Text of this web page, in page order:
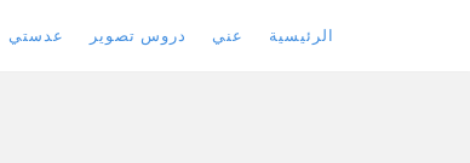
الرئيسية عني دروس تصوير عدستي